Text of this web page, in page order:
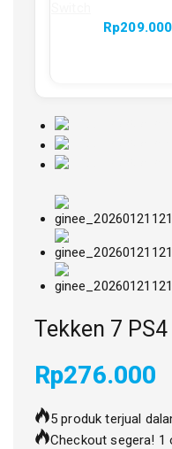
Rp209.000
Tekken 7 PS4
Rp276.000
5 produk terjual
Checkout segera! 1